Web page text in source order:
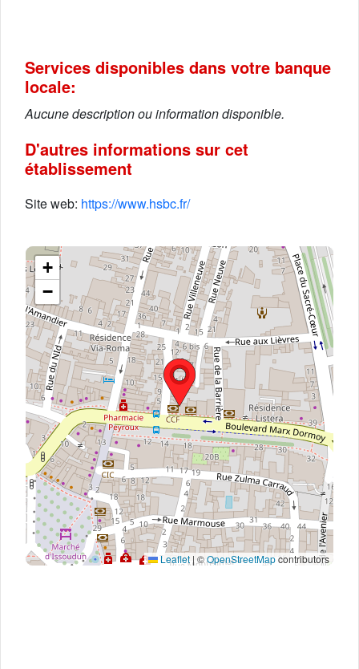
Services disponibles dans votre banque
locale:
Aucune description ou information disponible.
D'autres informations sur cet
établissement
Site web: https://www.hsbc.fr/
+
−
Leaflet | ©OpenStreetMapcontributors